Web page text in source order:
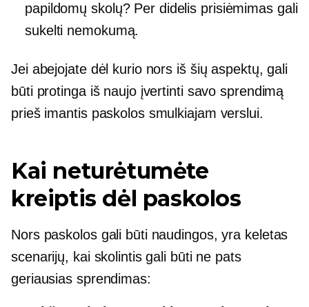
papildomų skolų? Per didelis prisiėmimas gali
sukelti nemokumą.
Jei abejojate dėl kurio nors iš šių aspektų, gali
būti protinga iš naujo įvertinti savo sprendimą
prieš imantis paskolos smulkiajam verslui.
Kai neturėtumėte
kreiptis dėl paskolos
Nors paskolos gali būti naudingos, yra keletas
scenarijų, kai skolintis gali būti ne pats
geriausias sprendimas: